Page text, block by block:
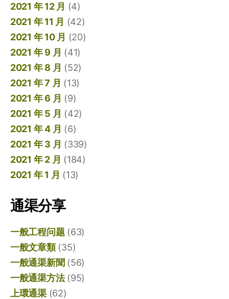
2021 年 12 月 (4)
2021 年 11 月 (42)
2021 年 10 月 (20)
2021 年 9 月 (41)
2021 年 8 月 (52)
2021 年 7 月 (13)
2021 年 6 月 (9)
2021 年 5 月 (42)
2021 年 4 月 (6)
2021 年 3 月 (339)
2021 年 2 月 (184)
2021 年 1 月 (13)
通渠分享
一般工程问题(63)
一般文章類(35)
一般通渠新聞 (56)
一般通渠方法(95)
上環通渠(62)